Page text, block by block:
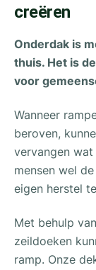
creëren
Onderdak is
thuis. Het is
voor
Wanneer
beroven,
vervangen
mensen wel
eigen herstel
Met behulp
zeildoeken
ramp. Onze